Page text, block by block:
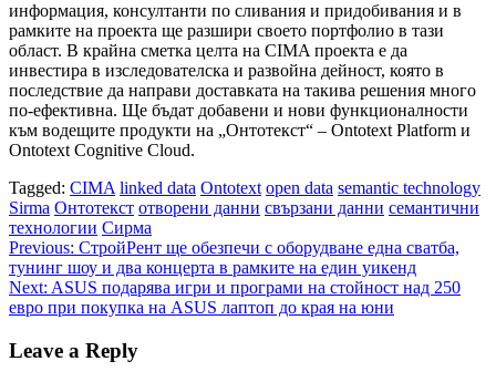
информация, консултанти по сливания и придобивания и в
рамките на проекта ще разшири своето портфолио в тази
област. В крайна сметка целта на CIMA проекта е да
инвестира в изследователска и развойна дейност, която в
последствие да направи доставката на такива решения много
по-ефективна. Ще бъдат добавени и нови функционалности
към водещите продукти на „Онтотекст“ – Ontotext Platform и
Ontotext Cognitive Cloud.
Tagged: CIMA linked data Ontotext open data semantic technology
Sirma Онтотекст отворени данни свързани данни семантични
технологии Сирма
Post
navigation
Previous: СтройРент ще обезпечи с оборудване една сватба,
тунинг шоу и два концерта в рамките на един уикенд
Next: ASUS подарява игри и програми на стойност над 250
евро при покупка на ASUS лаптоп до края на юни
Leave a Reply